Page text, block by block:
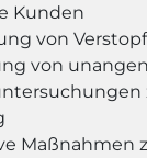
Kunden
von
von
Maßnahmen